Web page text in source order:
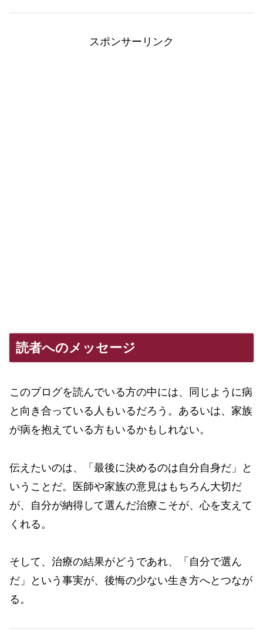
スポンサーリンク
読者へのメッセージ
このブログを読んでいる方の中には、同じように病
と向き合っている人もいるだろう。あるいは、家族
が病を抱えている方もいるかもしれない。
伝えたいのは、「最後に決めるのは自分自身だ」と
いうことだ。医師や家族の意見はもちろん大切だ
が、自分が納得して選んだ治療こそが、心を支えて
くれる。
そして、治療の結果がどうであれ、「自分で選ん
だ」という事実が、後悔の少ない生き方へとつなが
る。